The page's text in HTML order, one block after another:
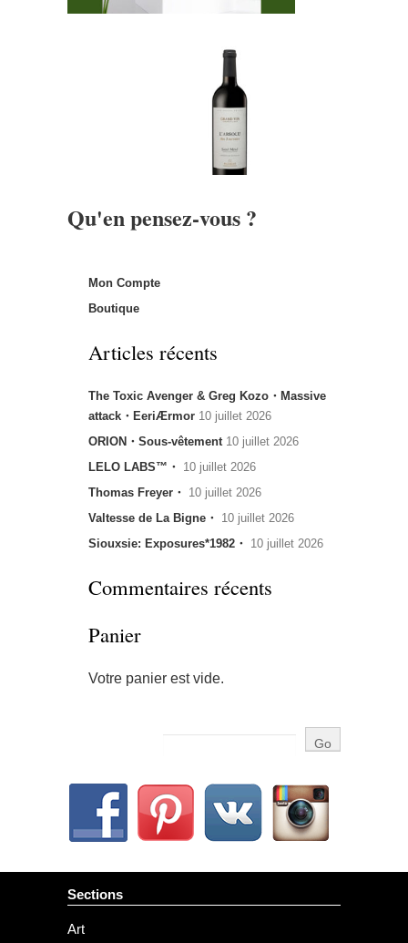
Qu'en pensez-vous ?
Mon Compte
Boutique
Articles récents
The Toxic Avenger & Greg Kozo・Massive
attack・EeriÆrmor 10 juillet 2026
ORION・Sous-vêtement 10 juillet 2026
LELO LABS™・ 10 juillet 2026
Thomas Freyer・ 10 juillet 2026
Valtesse de La Bigne・ 10 juillet 2026
Siouxsie: Exposures*1982・ 10 juillet 2026
Commentaires récents
Panier
Votre panier est vide.
Sections
Art